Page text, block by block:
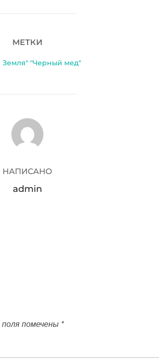
МЕТКИ
Земля" "Черный мед"
ЗАПИСИ
НАПИСАНО
admin
помечены *